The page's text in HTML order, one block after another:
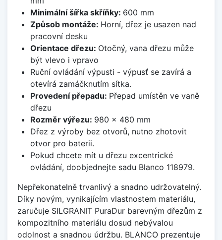
Minimální šířka skříňky: 600 mm
Způsob montáže: Horní, dřez je usazen nad
pracovní desku
Orientace dřezu: Otočný, vana dřezu může
být vlevo i vpravo
Ruční ovládání výpusti - výpusť se zavírá a
otevírá zamáčknutím sítka.
Provedení přepadu: Přepad umístěn ve vaně
dřezu
Rozměr výřezu: 980 x 480 mm
Dřez z výroby bez otvorů, nutno zhotovit
otvor pro baterii.
Pokud chcete mít u dřezu excentrické
ovládání, doobjednejte sadu Blanco 118979.
Nepřekonatelně trvanlivý a snadno udržovatelný.
Díky novým, vynikajícím vlastnostem materiálu,
zaručuje SILGRANIT PuraDur barevným dřezům z
kompozitního materiálu dosud nebývalou
odolnost a snadnou údržbu. BLANCO prezentuje